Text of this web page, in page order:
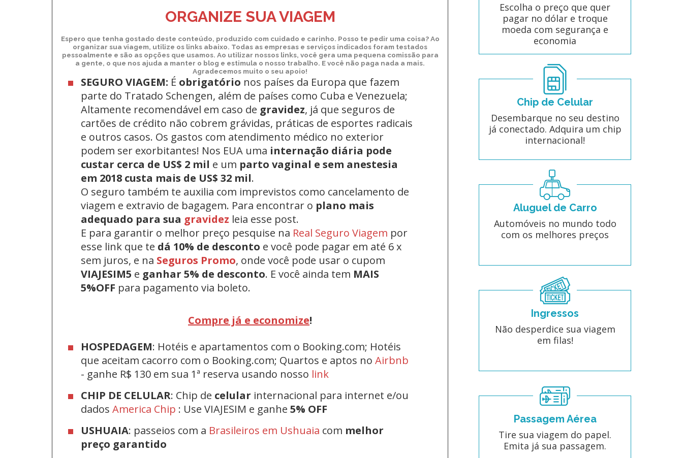
ORGANIZE SUA VIAGEM
Espero que tenha gostado deste conteúdo, produzido com cuidado e carinho. Posso te pedir uma coisa? Ao
organizar sua viagem, utilize os links abaixo. Todas as empresas e serviços indicados foram testados
pessoalmente e são as opções que usamos. Ao utilizar nossos links, você gera uma pequena comissão para
a gente, o que nos ajuda a manter o blog e estimula o nosso trabalho. E você não paga nada a mais.
Agradecemos muito o seu apoio!
SEGURO VIAGEM: É obrigatório nos países da Europa que fazem
parte do Tratado Schengen, além de países como Cuba e Venezuela;
Altamente recomendável em caso de gravidez, já que seguros de
cartões de crédito não cobrem grávidas, práticas de esportes radicais
e outros casos. Os gastos com atendimento médico no exterior
podem ser exorbitantes! Nos EUA uma internação diária pode
custar cerca de US$ 2 mil e um parto vaginal e sem anestesia
em 2018 custa mais de US$ 32 mil.
O seguro também te auxilia com imprevistos como cancelamento de
viagem e extravio de bagagem. Para encontrar o plano mais
adequado para sua gravidez leia esse post.
E para garantir o melhor preço pesquise na Real Seguro Viagem por
esse link que te dá 10% de desconto e você pode pagar em até 6 x
sem juros, e na Seguros Promo, onde você pode usar o cupom
VIAJESIM5 e ganhar 5% de desconto. E você ainda tem MAIS
5%OFF para pagamento via boleto.
Compre já e economize!
HOSPEDAGEM: Hotéis e apartamentos com o Booking.com; Hotéis
que aceitam cacorro com o Booking.com; Quartos e aptos no Airbnb
- ganhe R$ 130 em sua 1ª reserva usando nosso link
CHIP DE CELULAR: Chip de celular internacional para internet e/ou
dados America Chip : Use VIAJESIM e ganhe 5% OFF
USHUAIA: passeios com a Brasileiros em Ushuaia com melhor
preço garantido
Escolha o preço que quer
pagar no dólar e troque
moeda com segurança e
economia
Chip de Celular
Desembarque no seu destino
já conectado. Adquira um chip
internacional!
Aluguel de Carro
Automóveis no mundo todo
com os melhores preços
Ingressos
Não desperdice sua viagem
em filas!
Passagem Aérea
Tire sua viagem do papel.
Emita já sua passagem.